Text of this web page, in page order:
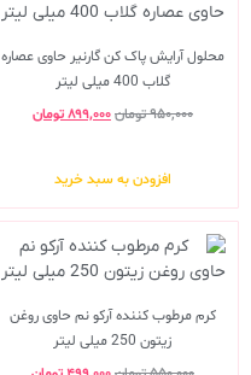
محلول آرایش پاک کن گارنیر حاوی عصاره
گلاب 400 میلی لیتر
۹۵۰,۰۰۰تومان۸۹۹,۰۰۰تومان
افزودن به سبد خرید
کرم مرطوب کننده آرکو نم حاوی روغن
زیتون 250 میلی لیتر